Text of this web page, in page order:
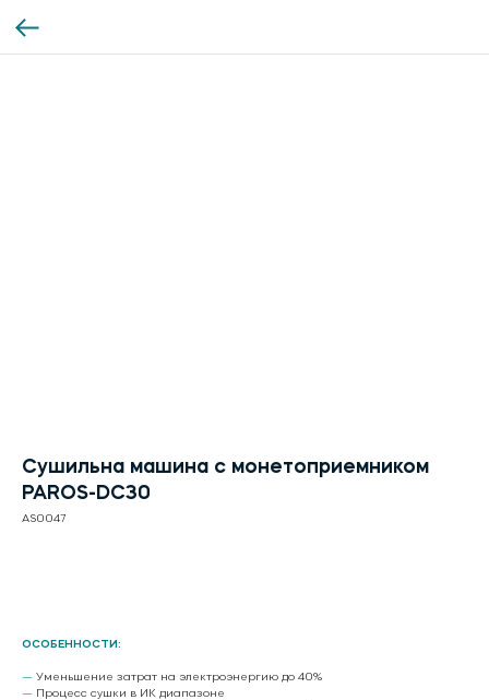
Сушильна машина с монетоприемником
PAROS-DC30
AS0047
ОСОБЕННОСТИ:
— Уменьшение затрат на электроэнергию до 40%
— Процесс сушки в ИК диапазоне